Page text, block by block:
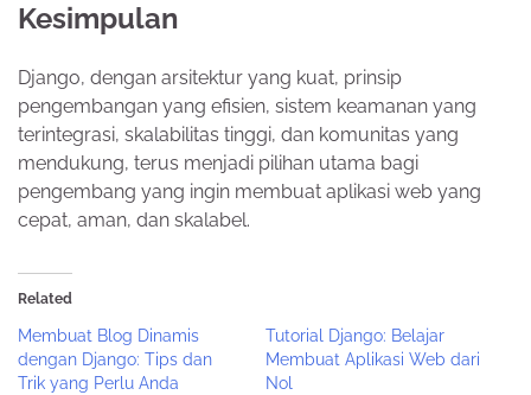
Kesimpulan
Django, dengan arsitektur yang kuat, prinsip
pengembangan yang efisien, sistem keamanan yang
terintegrasi, skalabilitas tinggi, dan komunitas yang
mendukung, terus menjadi pilihan utama bagi
pengembang yang ingin membuat aplikasi web yang
cepat, aman, dan skalabel.
Related
Membuat Blog Dinamis
dengan Django: Tips dan
Trik yang Perlu Anda
Tutorial Django: Belajar
Membuat Aplikasi Web dari
Nol